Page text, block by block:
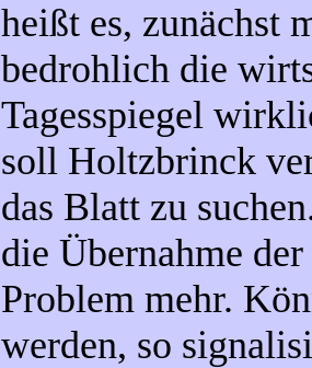
heißt es, zunächst
bedrohlich die
Tagesspiegel
soll Holtzbrinck
das Blatt zu
die Übernahme
Problem mehr.
werden, so